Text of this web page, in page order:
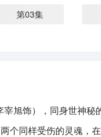
第03集
饰），同身世神秘
个同样受伤的灵魂，